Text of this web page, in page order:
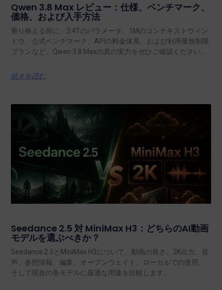
Qwen 3.8 Max レビュー：仕様、ベンチマーク、
価格、および入手方法
乗り換える前に、2.4Tのパラメータ、1Mのコンテキストウィン
ドウ、公式ベンチマーク、APIの料金体系、および利用量無制限
プランなど、Qwen 3.8 Maxの真の実力をぜひご確認ください。.
続きを読む
Seedance 2.5 対 MiniMax H3：どちらのAI動画
モデルを選ぶべきか？
Seedance 2.5とMiniMax H3について、動画の長さ、2K出力、音
声、参照情報、編集、オープンウェイト、ローカルでの使用、
そして現在の各モデルに最適な用途を比較します。.